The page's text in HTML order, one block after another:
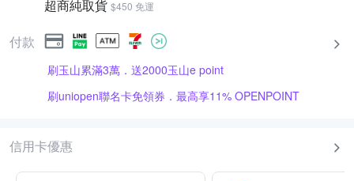
超商純取貨 $450 免運
付款
刷玉山累滿3萬．送2000玉山e point
刷uniopen聯名卡免領券．最高享11% OPENPOINT
信用卡優惠